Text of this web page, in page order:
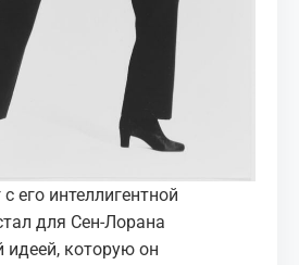
его интеллигентной
для Сен-Лорана
которую он